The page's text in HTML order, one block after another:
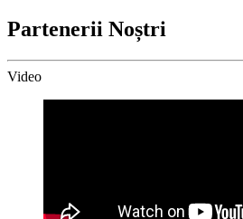
Partenerii Noștri
Video